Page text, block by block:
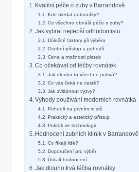
Kvalitní péče o zuby v Barrandově
Kde hledat odborníky?
Co všechno obnáší péče o zuby?
Jak vybrat nejlepší orthodontistu
Důležité faktory při výběru
Osobní přístup a pohodlí
Cena a možnosti plateb
Co očekávat od léčby rovnátek
Jak dlouho to všechno potrvá?
Co vás čeká na cestě?
Jak zvládnout výzvy?
Výhody používání moderních rovnátka
Pohodlí na prvním místě
Praktický a estetický přístup
Pokrok ve technologii
Hodnocení zubních klinik v Barrandově
Co říkají lidé?
Doporučení pro výběr
Úskalí hodnocení
Jak dlouho trvá léčba rovnátky